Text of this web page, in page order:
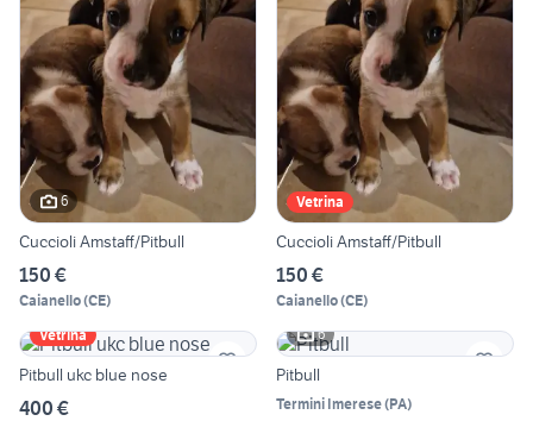
6
Cuccioli Amstaff/Pitbull
150 €
Caianello(CE)
Vetrina
Cuccioli Amstaff/Pitbull
150 €
Caianello(CE)
Vetrina
Pitbull ukc blue nose
400 €
6
Pitbull
Termini Imerese(PA)